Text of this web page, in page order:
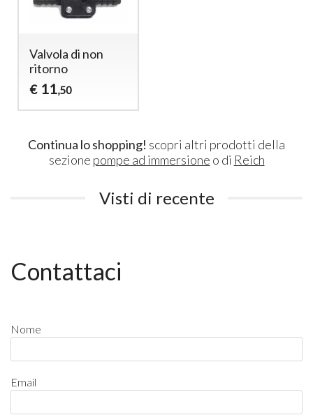
Valvola di non
ritorno
€ 11,50
Continua lo shopping! scopri altri prodotti della
sezione pompe ad immersione o di Reich
Visti di recente
Contattaci
Nome
Email